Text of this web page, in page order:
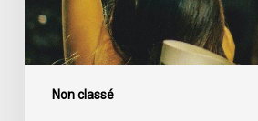
Non classé
Bryant
sur
principe